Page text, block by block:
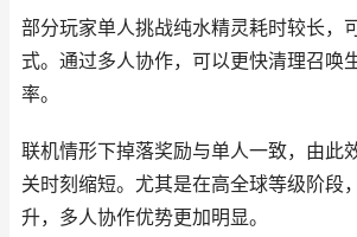
部分玩家单人挑战纯水精灵耗时较长，
式。通过多人协作，可以更快清理召唤
率。
联机情形下掉落奖励与单人一致，由此
关时刻缩短。尤其是在高全球等级阶段
升，多人协作优势更加明显。